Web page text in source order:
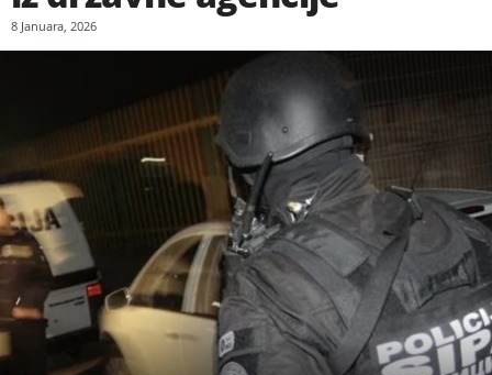
8 Januara, 2026